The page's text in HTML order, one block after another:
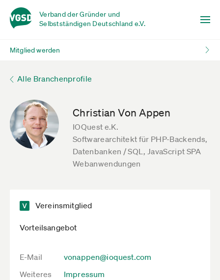
Verband der Gründer und
Selbstständigen Deutschland e.V.
Mitglied werden
Alle Branchenprofile
Christian Von Appen
IOQuest e.K.
Softwarearchitekt für PHP-Backends,
Datenbanken / SQL, JavaScript SPA
Webanwendungen
Vereinsmitglied
Vorteilsangebot
E-Mail
vonappen@ioquest.com
Weiteres
Impressum